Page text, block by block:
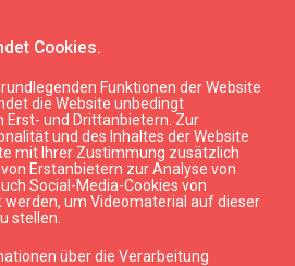
Cookies.
Funktionen der Website
die Website unbedingt
Erst- und Drittanbietern. Zur
und des Inhaltes der Website
mit Ihrer Zustimmung zusätzlich
Erstanbietern zur Analyse von
Social-Media-Cookies von
um Videomaterial auf dieser
stellen.
über die Verarbeitung